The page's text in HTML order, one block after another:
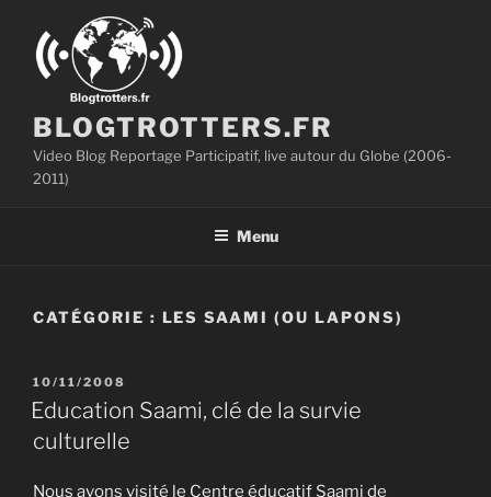
contenu
BLOGTROTTERS.FR
Video Blog Reportage Participatif, live autour du Globe (2006-
2011)
Menu
CATÉGORIE : LES SAAMI (OU LAPONS)
PUBLIÉ
LE
10/11/2008
Education Saami, clé de la survie
culturelle
Nous avons visité le Centre éducatif Saami de